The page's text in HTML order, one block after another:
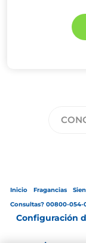
Inicio Fragancias
Consultas? 00800-054-
Configuración